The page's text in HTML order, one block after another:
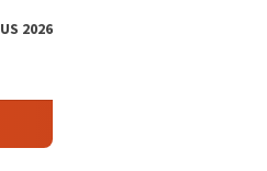
2026
Jadi Andalan, BRI Malang